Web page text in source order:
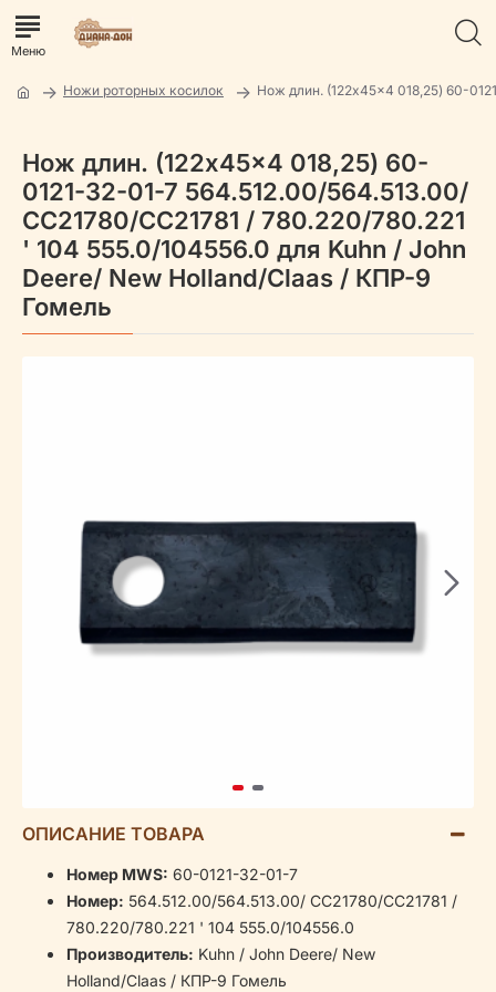
Ножи роторных косилок Нож длин. (122x45x4 018,25) 60-
Нож длин. (122x45x4 018,25) 60-
0121-32-01-7 564.512.00/564.513.00/
CC21780/CC21781 / 780.220/780.221
' 104 555.0/104556.0 для Kuhn / John
Deere/ New Holland/Claas / КПР-9
Гомель
ОПИСАНИЕ ТОВАРА
Номер MWS: 60-0121-32-01-7
Номер: 564.512.00/564.513.00/ CC21780/CC21781 /
780.220/780.221 ' 104 555.0/104556.0
Производитель: Kuhn / John Deere/ New
Holland/Claas / КПР-9 Гомель